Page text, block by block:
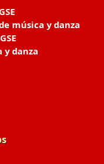
música y danza
y danza